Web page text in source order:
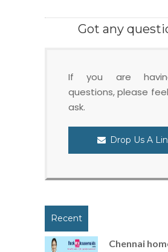
Got any
If you are
questions, please
ask.
Drop Us A
Recent
Chennai